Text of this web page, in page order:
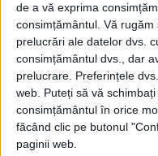
de a vă exprima
consimțământul. Vă rugăm
prelucrări ale datelor dvs.
consimțământul dvs., dar
prelucrare. Preferințele
web. Puteți să vă
consimțământul în orice
făcând clic pe butonul
paginii web.
adevărul, fără a
Caravaggio avea
lumea. În pictura
necredinciosul ne
și Hristos. Ceea
care a înțeles